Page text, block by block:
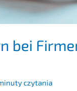
bei
czytania